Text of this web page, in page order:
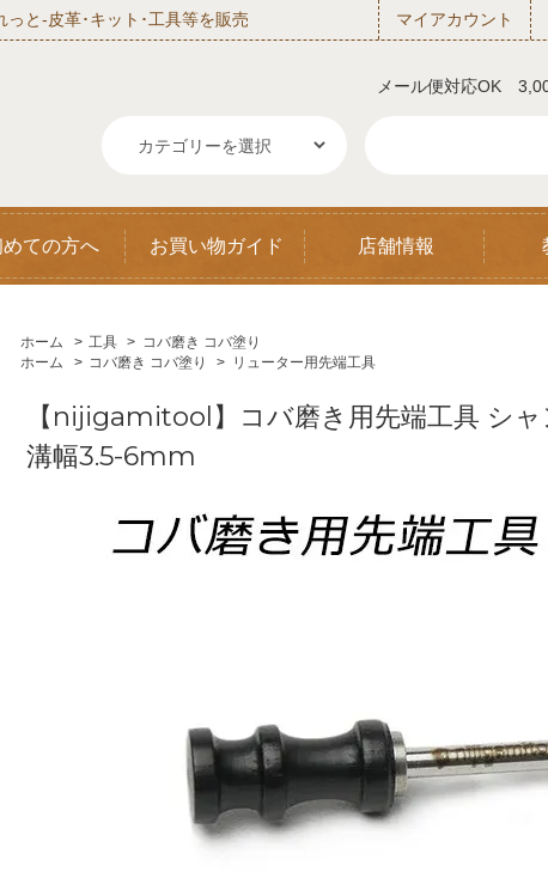
っと‐皮革･キット･工具等を販売 マイアカウント
メール便対応OK
めての方へ お買い物ガイド 店舗情報
ホーム > 工具 > コバ磨き コバ塗り
ホーム
> コバ磨き コバ塗り > リューター用先端工具
【nijigamitool】コバ磨き用先端工具 シ
溝幅3.5-6mm